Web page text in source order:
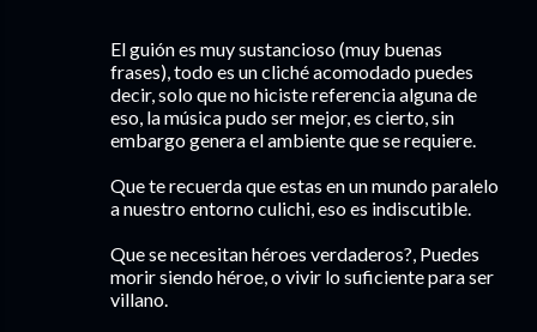
El guión es muy sustancioso (muy buenas
frases), todo es un cliché acomodado puedes
decir, solo que no hiciste referencia alguna de
eso, la música pudo ser mejor, es cierto, sin
embargo genera el ambiente que se requiere.
Que te recuerda que estas en un mundo paralelo
a nuestro entorno culichi, eso es indiscutible.
Que se necesitan héroes verdaderos?, Puedes
morir siendo héroe, o vivir lo suficiente para ser
villano.